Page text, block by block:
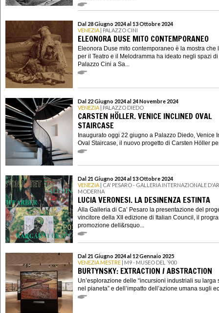
Dal 28 Giugno 2024 al 13 Ottobre 2024
VENEZIA | PALAZZO CINI
ELEONORA DUSE MITO CONTEMPORANEO
Eleonora Duse mito contemporaneo è la mostra che
per il Teatro e il Melodramma ha ideato negli spazi di
Palazzo Cini a Sa...
Dal 22 Giugno 2024 al 24 Novembre 2024
VENEZIA | PALAZZO DIEDO
CARSTEN HÖLLER. VENICE INCLINED OVAL
STAIRCASE
Inaugurato oggi 22 giugno a Palazzo Diedo, Venice
Oval Staircase, il nuovo progetto di Carsten Höller
Dal 21 Giugno 2024 al 13 Ottobre 2024
VENEZIA | CA' PESARO - GALLERIA INTERNAZIONALE
MODERNA
LUCIA VERONESI. LA DESINENZA ESTINTA
Alla Galleria di Ca’ Pesaro la presentazione del
vincitore della XII edizione di Italian Council, il
promozione dell&rsquo...
Dal 21 Giugno 2024 al 12 Gennaio 2025
VENEZIA MESTRE | M9 - MUSEO DEL ’900
BURTYNSKY: EXTRACTION / ABSTRACTION
Un’esplorazione delle “incursioni industriali su larga
nel pianeta” e dell’impatto dell’azione umana sugli